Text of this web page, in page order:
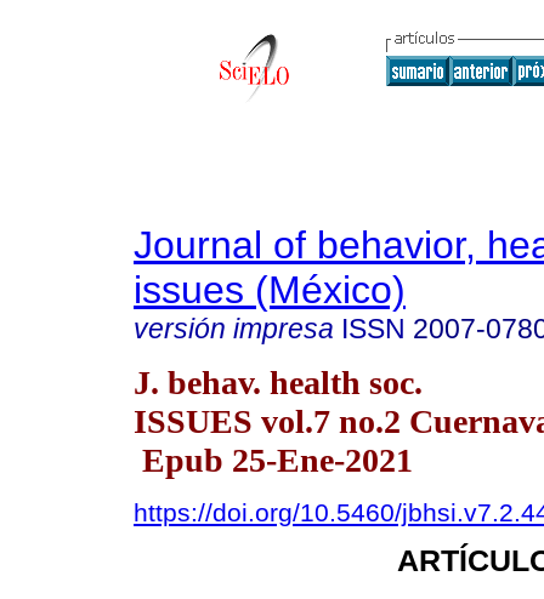
Journal of behavior,
issues (México)
versión impresa ISSN 2007-
J. behav. health soc.
ISSUES vol.7 no.2
Epub 25-Ene-2021
https://doi.org/10.5460/